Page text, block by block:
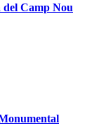
del Camp Nou